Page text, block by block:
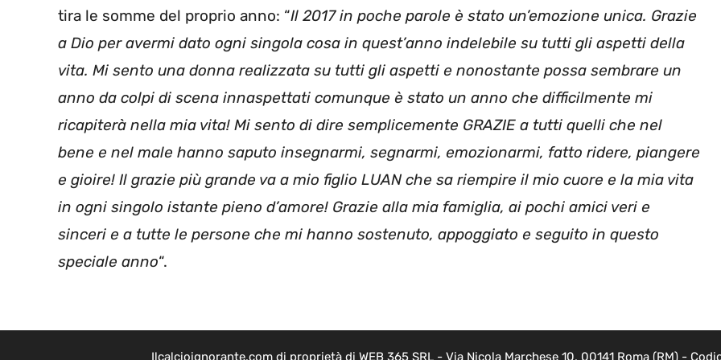
tira le somme del proprio anno: “Il 2017 in poche parole è stato un’emozione unica. Grazie
a Dio per avermi dato ogni singola cosa in quest’anno indelebile su tutti gli aspetti della
vita. Mi sento una donna realizzata su tutti gli aspetti e nonostante possa sembrare un
anno da colpi di scena innaspettati comunque è stato un anno che difficilmente mi
ricapiterà nella mia vita! Mi sento di dire semplicemente GRAZIE a tutti quelli che nel
bene e nel male hanno saputo insegnarmi, segnarmi, emozionarmi, fatto ridere, piangere
e gioire! Il grazie più grande va a mio figlio LUAN che sa riempire il mio cuore e la mia vita
in ogni singolo istante pieno d’amore! Grazie alla mia famiglia, ai pochi amici veri e
sinceri e a tutte le persone che mi hanno sostenuto, appoggiato e seguito in questo
speciale anno“.
Ilcalcioignorante.com di proprietà di WEB 365 SRL - Via Nicola Marchese 10, 00141 Roma (RM) -